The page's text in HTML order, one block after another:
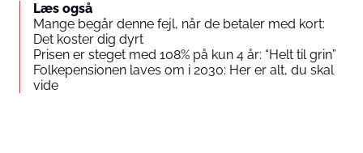
Læs også
Mange begår denne fejl, når de betaler med kort:
Det koster dig dyrt
Prisen er steget med 108% på kun 4 år: “Helt til grin”
Folkepensionen laves om i 2030: Her er alt, du skal
vide